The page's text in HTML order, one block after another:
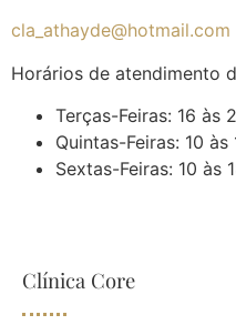
cla_athayde@hotmail.com
Horários de atendimento
Terças-Feiras: 16 às
Quintas-Feiras: 10 às
Sextas-Feiras: 10 às
Clínica Core